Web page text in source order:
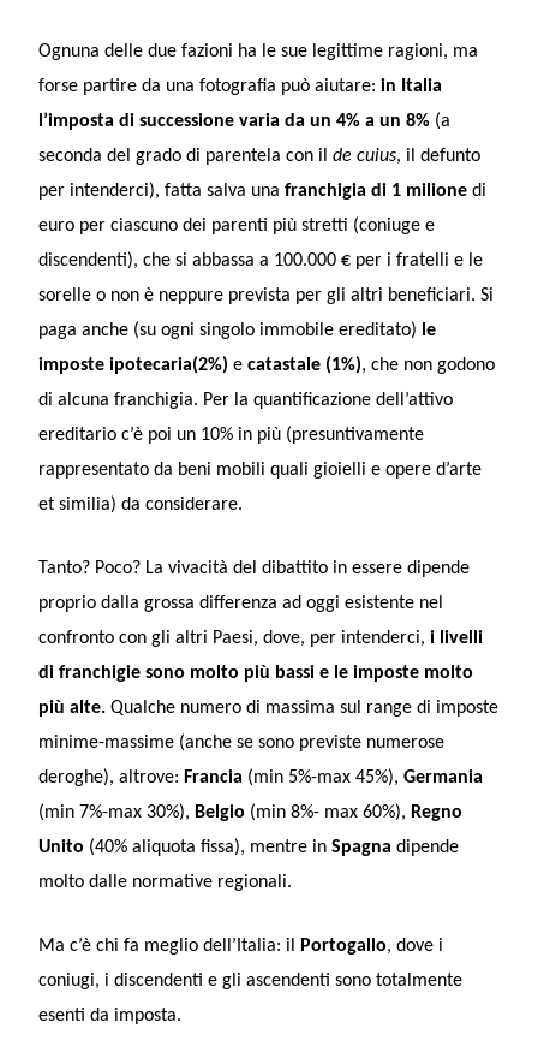
Ognuna delle due fazioni ha le sue legittime ragioni, ma
forse partire da una fotografia può aiutare:in Italia
l’imposta di successione varia da un 4% a un 8% (a
seconda del grado di parentela con ilde cuius, il defunto
per intenderci), fatta salva unafranchigia di 1 milione di
euro per ciascuno dei parenti più stretti (coniuge e
discendenti), che si abbassa a 100.000 € per i fratelli e le
sorelle o non è neppure prevista per gli altri beneficiari. Si
paga anche (su ogni singolo immobile ereditato) le
imposte ipotecaria(2%)e catastale (1%), che non godono
di alcuna franchigia. Per la quantificazione dell’attivo
ereditario c’è poi un 10% in più (presuntivamente
rappresentato da beni mobili quali gioielli e opere d’arte
et similia) da considerare.
Tanto? Poco? La vivacità del dibattito in essere dipende
proprio dalla grossa differenza ad oggi esistente nel
confronto con gli altri Paesi, dove, per intenderci, i livelli
di franchigie sono molto più bassi e le imposte molto
più alte. Qualche numero di massima sul range di imposte
minime-massime (anche se sono previste numerose
deroghe), altrove:Francia (min 5%-max 45%),Germania
(min 7%-max 30%), Belgio (min 8%- max 60%), Regno
Unito (40% aliquota fissa), mentre inSpagna dipende
molto dalle normative regionali.
Ma c’è chi fa meglio dell’Italia: il Portogallo, dove i
coniugi, i discendenti e gli ascendenti sono totalmente
esenti da imposta.